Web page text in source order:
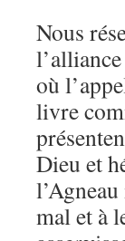
Nous
où
livre
Dieu et
mal et à